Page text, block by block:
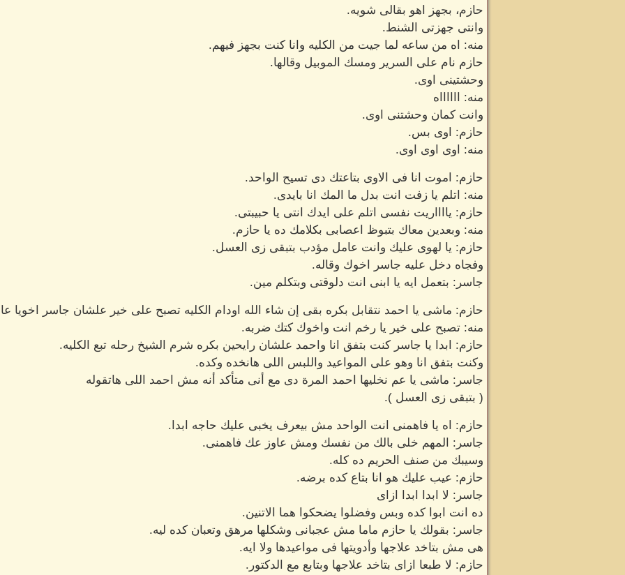
حازم، بجهز اهو بقالى شويه.
وانتى جهزتى الشنط.
منه: اه من ساعه لما جيت من الكليه وانا كنت بجهز فيهم.
حازم نام على السرير ومسك الموبيل وقالها.
وحشتينى اوى.
منه: ااااااه
وانت كمان وحشتنى اوى.
حازم: اوى بس.
منه: اوى اوى اوى.
حازم: اموت انا فى الاوى بتاعتك دى تسيح الواحد.
منه: اتلم يا زفت انت بدل ما المك انا بايدى.
حازم: يااااريت نفسى اتلم على ايدك انتى يا حبيبتى.
منه: وبعدين معاك بتبوظ اعصابى بكلامك ده يا حازم.
حازم: يا لهوى عليك وانت عامل مؤدب بتبقى زى العسل.
وفجاه دخل عليه جاسر اخوك وقاله.
جاسر: بتعمل ايه يا ابنى انت دلوقتى وبتكلم مين.
حازم: ماشى يا احمد نتقابل بكره بقى إن شاء الله اودام الكليه تصبح على خير علشان جاسر اخويا
منه: تصبح على خير يا رخم انت واخوك كتك ضربه.
حازم: ابدا يا جاسر كنت بتفق انا واحمد علشان رايحين بكره شرم الشيخ رحله تبع الكليه.
وكنت بتفق انا وهو على المواعيد واللبس اللى هانخده وكده.
جاسر: ماشى يا عم نخليها احمد المرة دى مع أنى متأكد أنه مش احمد اللى هاتقوله
( بتبقى زى العسل ).
حازم: اه يا فاهمنى انت الواحد مش بيعرف يخبى عليك حاجه ابدا.
جاسر: المهم خلى بالك من نفسك ومش عاوز عك فاهمنى.
وسيبك من صنف الحريم ده كله.
حازم: عيب عليك هو انا بتاع كده برضه.
جاسر: لا ابدا ابدا ازاى
ده انت ابوا كده وبس وفضلوا يضحكوا هما الاتنين.
جاسر: بقولك يا حازم ماما مش عجبانى وشكلها مرهق وتعبان كده ليه.
هى مش بتاخد علاجها وأدويتها فى مواعيدها ولا ايه.
حازم: لا طبعا ازاى بتاخد علاجها وبتابع مع الدكتور.